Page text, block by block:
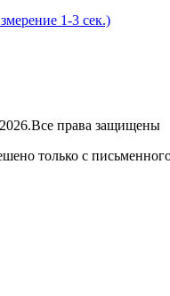
1-3 сек.)
права защищены
только с